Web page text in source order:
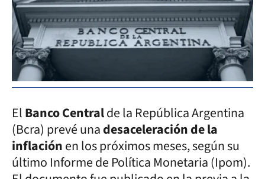
ElBanco Centralde la República Argentina
(Bcra) prevé unadesaceleración de la
inflaciónen los próximos meses, según su
último Informe de Política Monetaria (Ipom).